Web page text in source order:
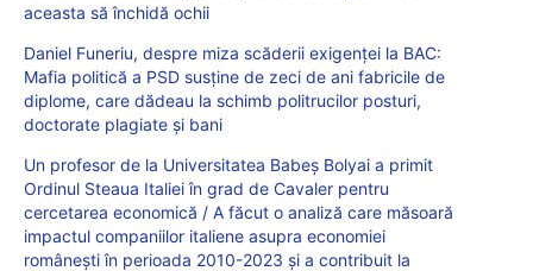
aceasta să închidă ochii
Daniel Funeriu, despre miza scăderii exigenței la BAC:
Mafia politică a PSD susține de zeci de ani fabricile de
diplome, care dădeau la schimb politrucilor posturi,
doctorate plagiate și bani
Un profesor de la Universitatea Babeș Bolyai a primit
Ordinul Steaua Italiei în grad de Cavaler pentru
cercetarea economică / A făcut o analiză care măsoară
impactul companiilor italiene asupra economiei
românești în perioada 2010-2023 și a contribuit la